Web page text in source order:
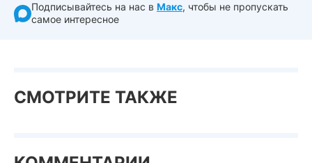
Подписывайтесь на нас в Макс, чтобы не пропускать
самое интересное
СМОТРИТЕ ТАКЖЕ